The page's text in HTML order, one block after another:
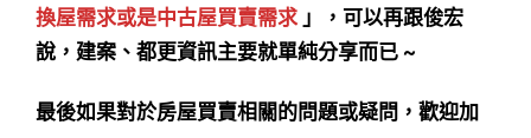
換屋需求或是中古屋買賣需求」，可以再跟俊宏
說，建案、都更資訊主要就單純分享而已 ~
最後如果對於房屋買賣相關的問題或疑問，歡迎加